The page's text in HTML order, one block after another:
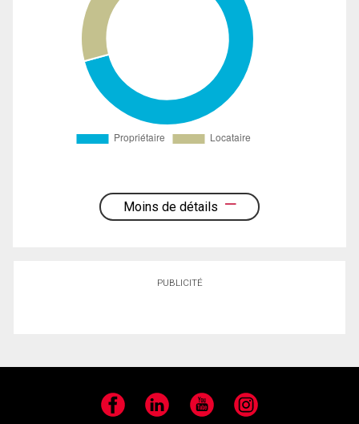
Moins de détails
PUBLICITÉ
Facebook LinkedIn YouTube Instagram